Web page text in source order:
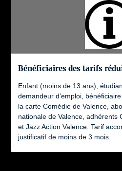
Bénéficiaires des tarifs
Enfant (moins de 13 ans),
demandeur d’emploi,
la carte Comédie de Valence,
nationale de Valence, adhérents
et Jazz Action Valence. Tarif
justificatif de moins de 3 mois.